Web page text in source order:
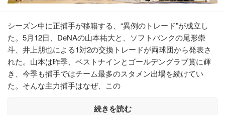
シーズン中に正捕手が移籍する、“異例のトレード”が成立し
た。5月12日、DeNAの山本祐大と、ソフトバンクの尾形崇
斗、井上朋也による1対2の交換トレードが両球団から発表さ
れた。山本は昨季、ベストナインとゴールデングラブ賞に輝
き、今季も捕手ではチーム最多のスタメン出場を続けてい
た。そんな主力捕手はなぜ、この
続きを読む